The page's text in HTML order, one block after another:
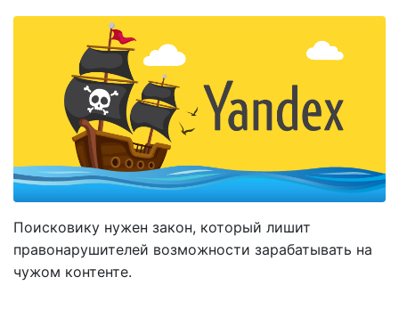
Поисковику нужен закон, который лишит
правонарушителей возможности зарабатывать на
чужом контенте.